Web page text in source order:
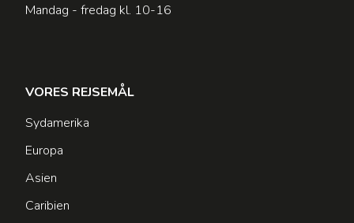
Mandag - fredag kl. 10-16
VORES REJSEMÅL
Sydamerika
Europa
Asien
Caribien